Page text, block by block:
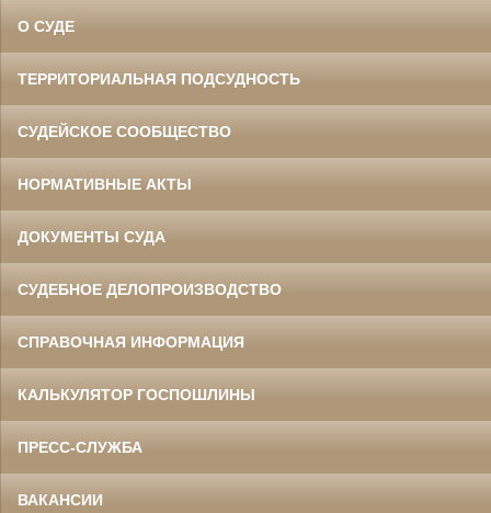
О СУДЕ
ТЕРРИТОРИАЛЬНАЯ ПОДСУДНОСТЬ
СУДЕЙСКОЕ СООБЩЕСТВО
НОРМАТИВНЫЕ АКТЫ
ДОКУМЕНТЫ СУДА
СУДЕБНОЕ ДЕЛОПРОИЗВОДСТВО
СПРАВОЧНАЯ ИНФОРМАЦИЯ
КАЛЬКУЛЯТОР ГОСПОШЛИНЫ
ПРЕСС-СЛУЖБА
ВАКАНСИИ